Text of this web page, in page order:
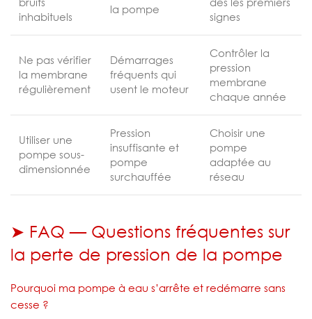
inhabituels
la pompe
signes
Ne pas vérifier
la membrane
régulièrement
Démarrages
fréquents qui
usent le moteur
Contrôler la
pression
membrane
chaque année
Utiliser une
pompe sous-
dimensionnée
Pression
insuffisante et
pompe
surchauffée
Choisir une
pompe
adaptée au
réseau
➤ FAQ — Questions fréquentes sur
la perte de pression de la pompe
Pourquoi ma pompe à eau s’arrête et redémarre sans
cesse ?